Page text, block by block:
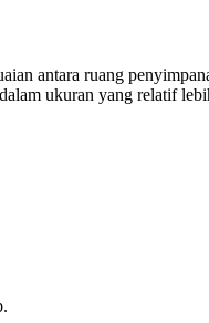
antara ruang
ukuran yang relatif